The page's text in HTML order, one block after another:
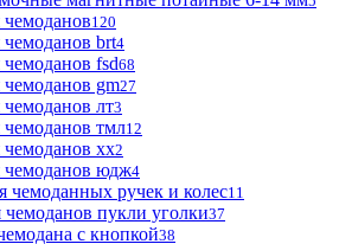
чемоданов120
чемоданов brt4
чемоданов fsd68
чемоданов gm27
чемоданов лт3
чемоданов тмл12
чемоданов хх2
чемоданов юдж4
чемоданных ручек и колес11
пукли уголки37
с кнопкой38